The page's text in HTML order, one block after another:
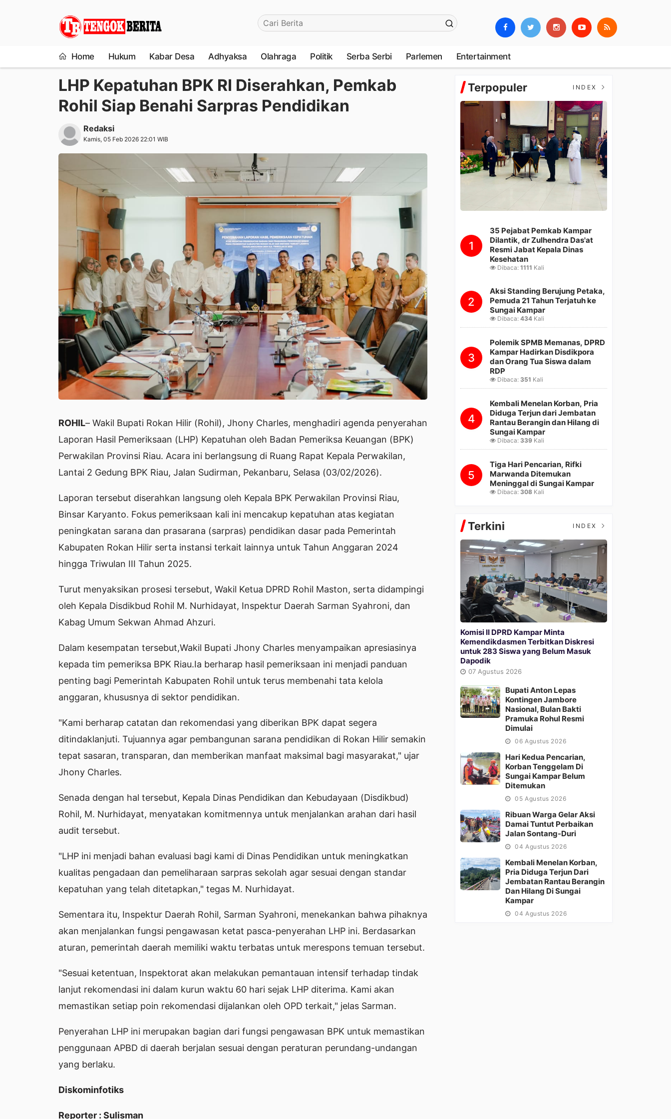
Home Hukum Kabar Desa Adhyaksa Olahraga Politik Serba Serbi Parlemen Entertainment
LHP Kepatuhan BPK RI Diserahkan, Pemkab
Rohil Siap Benahi Sarpras Pendidikan
Redaksi
Kamis, 05 Feb 2026 22:01 WIB
ROHIL– Wakil Bupati Rokan Hilir (Rohil), Jhony Charles, menghadiri agenda penyerahan
Laporan Hasil Pemeriksaan (LHP) Kepatuhan oleh Badan Pemeriksa Keuangan (BPK)
Perwakilan Provinsi Riau. Acara ini berlangsung di Ruang Rapat Kepala Perwakilan,
Lantai 2 Gedung BPK Riau, Jalan Sudirman, Pekanbaru, Selasa (03/02/2026).
Laporan tersebut diserahkan langsung oleh Kepala BPK Perwakilan Provinsi Riau,
Binsar Karyanto. Fokus pemeriksaan kali ini mencakup kepatuhan atas kegiatan
peningkatan sarana dan prasarana (sarpras) pendidikan dasar pada Pemerintah
Kabupaten Rokan Hilir serta instansi terkait lainnya untuk Tahun Anggaran 2024
hingga Triwulan III Tahun 2025.
Turut menyaksikan prosesi tersebut, Wakil Ketua DPRD Rohil Maston, serta didampingi
oleh Kepala Disdikbud Rohil M. Nurhidayat, Inspektur Daerah Sarman Syahroni, dan
Kabag Umum Sekwan Ahmad Ahzuri.
Dalam kesempatan tersebut,Wakil Bupati Jhony Charles menyampaikan apresiasinya
kepada tim pemeriksa BPK Riau.Ia berharap hasil pemeriksaan ini menjadi panduan
penting bagi Pemerintah Kabupaten Rohil untuk terus membenahi tata kelola
anggaran, khususnya di sektor pendidikan.
"Kami berharap catatan dan rekomendasi yang diberikan BPK dapat segera
ditindaklanjuti. Tujuannya agar pembangunan sarana pendidikan di Rokan Hilir semakin
tepat sasaran, transparan, dan memberikan manfaat maksimal bagi masyarakat," ujar
Jhony Charles.
Senada dengan hal tersebut, Kepala Dinas Pendidikan dan Kebudayaan (Disdikbud)
Rohil, M. Nurhidayat, menyatakan komitmennya untuk menjalankan arahan dari hasil
audit tersebut.
"LHP ini menjadi bahan evaluasi bagi kami di Dinas Pendidikan untuk meningkatkan
kualitas pengadaan dan pemeliharaan sarpras sekolah agar sesuai dengan standar
kepatuhan yang telah ditetapkan," tegas M. Nurhidayat.
Sementara itu, Inspektur Daerah Rohil, Sarman Syahroni, menekankan bahwa pihaknya
akan menjalankan fungsi pengawasan ketat pasca-penyerahan LHP ini. Berdasarkan
aturan, pemerintah daerah memiliki waktu terbatas untuk merespons temuan tersebut.
"Sesuai ketentuan, Inspektorat akan melakukan pemantauan intensif terhadap tindak
lanjut rekomendasi ini dalam kurun waktu 60 hari sejak LHP diterima. Kami akan
memastikan setiap poin rekomendasi dijalankan oleh OPD terkait," jelas Sarman.
Penyerahan LHP ini merupakan bagian dari fungsi pengawasan BPK untuk memastikan
penggunaan APBD di daerah berjalan sesuai dengan peraturan perundang-undangan
yang berlaku.
Diskominfotiks
Reporter : Sulisman
Terpopuler INDEX
1
35 Pejabat Pemkab Kampar
Dilantik, dr Zulhendra Das'at
Resmi Jabat Kepala Dinas
Kesehatan
Dibaca:1111 Kali
2
Aksi Standing Berujung Petaka,
Pemuda 21 Tahun Terjatuh ke
Sungai Kampar
Dibaca:434 Kali
3
Polemik SPMB Memanas, DPRD
Kampar Hadirkan Disdikpora
dan Orang Tua Siswa dalam
RDP
Dibaca: 351 Kali
4
Kembali Menelan Korban, Pria
Diduga Terjun dari Jembatan
Rantau Berangin dan Hilang di
Sungai Kampar
Dibaca: 339 Kali
5
Tiga Hari Pencarian, Rifki
Marwanda Ditemukan
Meninggal di Sungai Kampar
Dibaca: 308 Kali
Terkini INDEX
Komisi II DPRD Kampar Minta
Kemendikdasmen Terbitkan Diskresi
untuk 283 Siswa yang Belum Masuk
Dapodik
07 Agustus 2026
Bupati Anton Lepas
Kontingen Jambore
Nasional, Bulan Bakti
Pramuka Rohul Resmi
Dimulai
06 Agustus 2026
Hari Kedua Pencarian,
Korban Tenggelam Di
Sungai Kampar Belum
Ditemukan
05 Agustus 2026
Ribuan Warga Gelar Aksi
Damai Tuntut Perbaikan
Jalan Sontang-Duri
04 Agustus 2026
Kembali Menelan Korban,
Pria Diduga Terjun Dari
Jembatan Rantau Berangin
Dan Hilang Di Sungai
Kampar
04 Agustus 2026